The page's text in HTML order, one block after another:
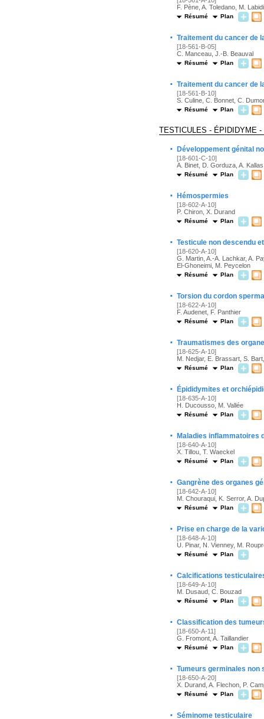
F. Pène, A. Toledano, M.
Résumé Plan
· Traitement du cancer de
[18-561-B-05]
C. Manceau, J.-B. Beauval
Résumé Plan
· Traitement du cancer de
[18-561-B-10]
S. Culine, C. Bonnet, C.
Résumé Plan
TESTICULES - ÉPIDIDYME
· Développement génital
[18-601-C-10]
A. Binet, D. Gorduza, A.
Résumé Plan
· Hémospermies
[18-602-A-10]
P. Chiron, X. Durand
Résumé Plan
· Testicule non descendu
[18-620-A-10]
G. Martin, A.-A. Lachkar, A.
El-Ghoneimi, M. Peycelon
Résumé Plan
· Torsion du cordon
[18-622-A-10]
F. Audenet, F. Panthier
Résumé Plan
· Traumatismes des
[18-625-A-10]
M. Nedjar, E. Brassart, S.
Résumé Plan
· Épididymites et
[18-635-A-10]
H. Ducousso, M. Vallée
Résumé Plan
· Maladies inflammatoires
[18-640-A-10]
X. Tillou, T. Waeckel
Résumé Plan
· Gangrène des organes
[18-642-A-10]
M. Chouraqui, K. Serror, A.
Résumé Plan
· Prise en charge de la
[18-648-A-10]
U. Pinar, N. Vienney, M.
Résumé Plan
· Calcifications
[18-649-A-10]
M. Dusaud, C. Bouzad
Résumé Plan
· Classification des
[18-650-A-11]
G. Fromont, A. Taillandier
Résumé Plan
· Tumeurs germinales non
[18-650-A-20]
X. Durand, A. Flechon, P.
Résumé Plan
· Séminome testiculaire